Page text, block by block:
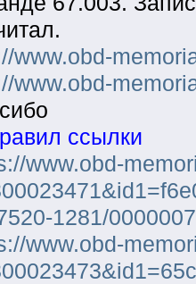
www.obd-
www.obd-
ссылки
www.obd-
1281/
www.obd-